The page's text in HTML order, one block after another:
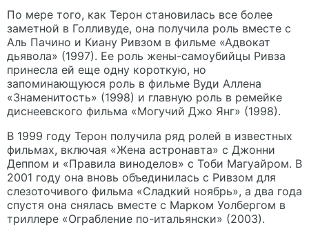
По мере того, как Терон становилась все более
заметной в Голливуде, она получила роль вместе с
Аль Пачино и Киану Ривзом в фильме «Адвокат
дьявола» (1997). Ее роль жены-самоубийцы Ривза
принесла ей еще одну короткую, но
запоминающуюся роль в фильме Вуди Аллена
«Знаменитость» (1998) и главную роль в ремейке
диснеевского фильма «Могучий Джо Янг» (1998).
В 1999 году Терон получила ряд ролей в известных
фильмах, включая «Жена астронавта» с Джонни
Деппом и «Правила виноделов» с Тоби Магуайром. В
2001 году она вновь объединилась с Ривзом для
слезоточивого фильма «Сладкий ноябрь», а два года
спустя она снялась вместе с Марком Уолбергом в
триллере «Ограбление по-итальянски» (2003).